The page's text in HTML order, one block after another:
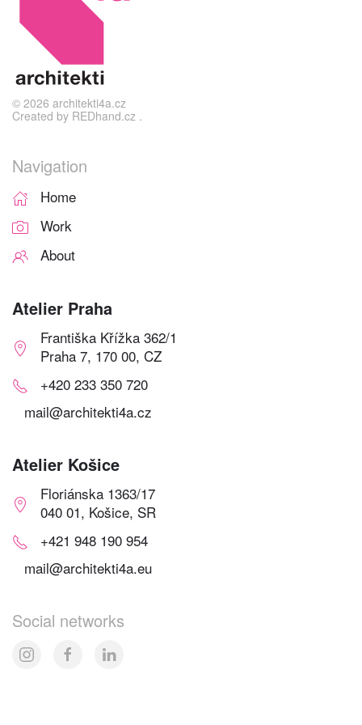
© 2026 architekti4a.cz
Created by REDhand.cz .
Navigation
Home
Work
About
Atelier Praha
Františka Křížka 362/1
Praha 7, 170 00, CZ
+420 233 350 720
mail@architekti4a.cz
Atelier Košice
Floriánska 1363/17
040 01, Košice, SR
+421 948 190 954
mail@architekti4a.eu
Social networks